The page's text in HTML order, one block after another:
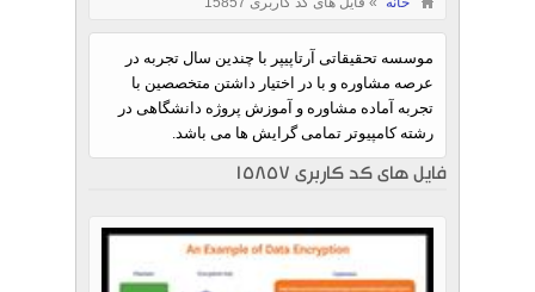
موسسه تحقیقاتی آرتاپیپر با چندین سال تجربه در
عرصه مشاوره و با در اختیار داشتن متخصصین با
تجربه آماده مشاوره و آموزش پروژه دانشگاهی در
رشته کامپیوتر تمامی گرایش ها می باشد.
فایل های کد کاربری 15857